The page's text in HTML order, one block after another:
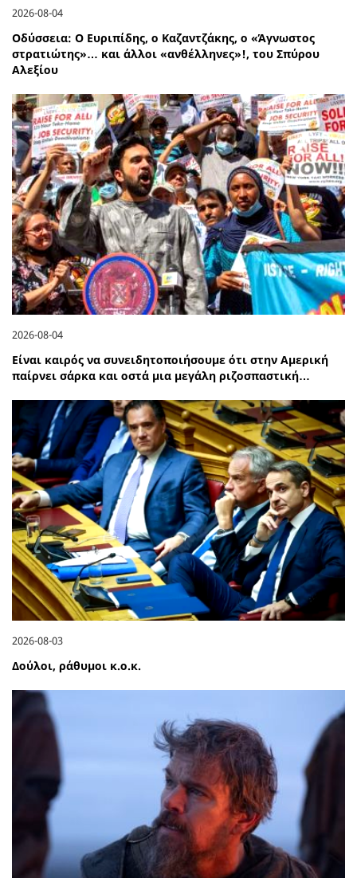
2026-08-04
Οδύσσεια: Ο Ευριπίδης, ο Καζαντζάκης, ο «Άγνωστος
στρατιώτης»… και άλλοι «ανθέλληνες»!, του Σπύρου
Αλεξίου
2026-08-04
Είναι καιρός να συνειδητοποιήσουμε ότι στην Αμερική
παίρνει σάρκα και οστά μια μεγάλη ριζοσπαστική…
2026-08-03
Δούλοι, ράθυμοι κ.ο.κ.